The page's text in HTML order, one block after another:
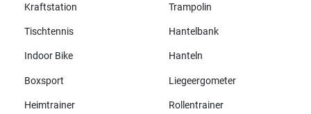
Kraftstation Trampolin
Tischtennis Hantelbank
Indoor Bike Hanteln
Boxsport Liegeergometer
Heimtrainer Rollentrainer